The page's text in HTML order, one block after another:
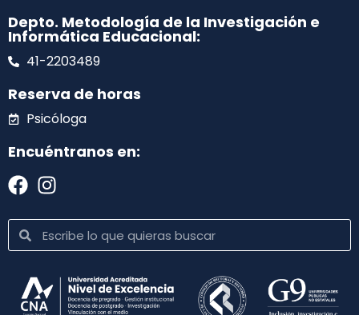
Depto. Metodología de la Investigación e
Informática Educacional:
41-2203489
Reserva de horas
Psicóloga
Encuéntranos en: